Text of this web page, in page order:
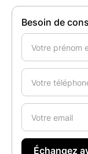
Besoin de